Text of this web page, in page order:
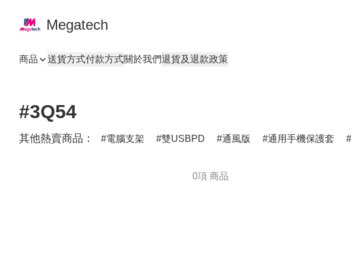
Megatech
商品 送貨方式付款方式關於我們退貨及退款政策
#3Q54
其他熱賣商品： 電腦支架 雙USBPD 通風版 通用手機保護套
0項 商品